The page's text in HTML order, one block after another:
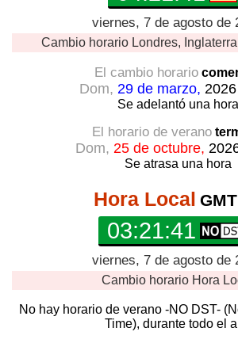
viernes, 7 de agosto de
Cambio horario Londres,
El cambio horario
Dom, 29 de marzo, 2026
Se adelantó una hora
El horario de verano
Dom, 25 de octubre,
Se atrasa una hora
Hora Local GMT
03:21:41
viernes, 7 de agosto de
Cambio horario Hora
No hay horario de verano -NO DST-
Time), durante todo el